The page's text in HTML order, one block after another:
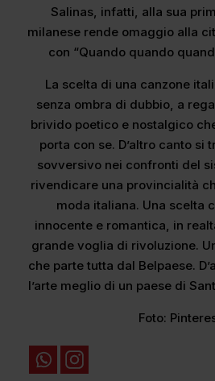
Salinas, infatti, alla sua
milanese rende omaggio alla
con “Quando quando
La scelta di una canzone
senza ombra di dubbio, a
brivido poetico e nostalgico
porta con se. D’altro canto si
sovversivo nei confronti del
rivendicare una provincialità
moda italiana. Una scelta
innocente e romantica, in
grande voglia di rivoluzione.
che parte tutta dal Belpaese.
l’arte meglio di un paese di
Foto: